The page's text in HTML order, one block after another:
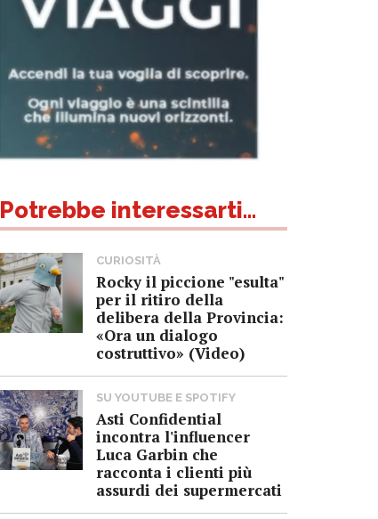
Potrebbe interessarti...
CURIOSITÀ
Rocky il piccione "esulta"
per il ritiro della
delibera della Provincia:
«Ora un dialogo
costruttivo» (Video)
SU YOUTUBE E SPOTIFY
Asti Confidential
incontra l'influencer
Luca Garbin che
racconta i clienti più
assurdi dei supermercati